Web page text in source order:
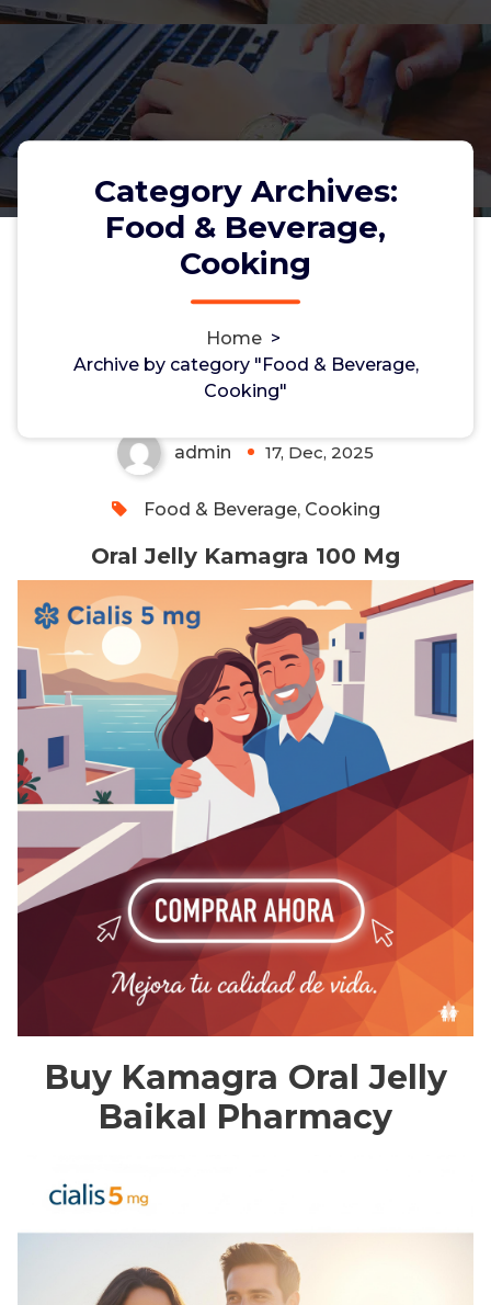
Category Archives:
Food & Beverage,
Cooking
Home >
Archive by category "Food & Beverage,
Cooking"
Oral Jelly Kamagra 100 Mg
admin 17, Dec, 2025
Food & Beverage, Cooking
Oral Jelly Kamagra 100 Mg
Buy Kamagra Oral Jelly
Baikal Pharmacy